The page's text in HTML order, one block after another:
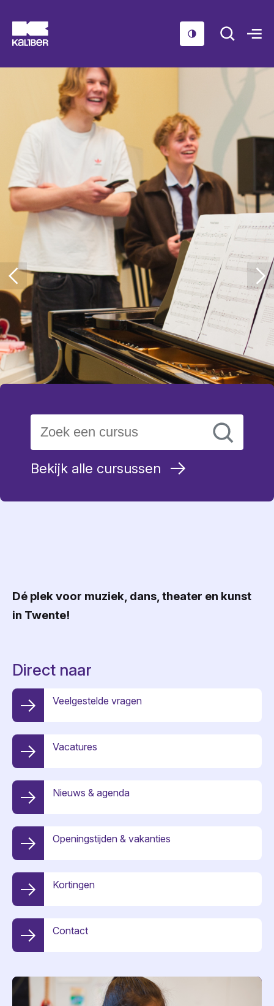
Cursussen
Sociaal domein
Over ons
Nieuws & Agenda
Contact
Bekijk alle cursussen
Dé plek voor muziek, dans, theater en kunst
in Twente!
Direct naar
Veelgestelde vragen
Vacatures
Nieuws & agenda
Openingstijden & vakanties
Kortingen
Contact